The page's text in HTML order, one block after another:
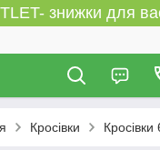
знижки для
Кросівки